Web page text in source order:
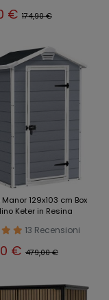
€ 174,90 €
129x103 cm Box
Keter in Resina
13 Recensioni
€ 479,00 €